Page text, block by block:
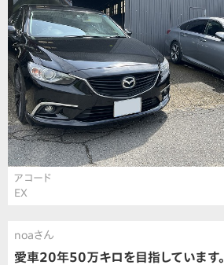
アコード
EX
noaさん
愛車20年50万キロを目指しています。